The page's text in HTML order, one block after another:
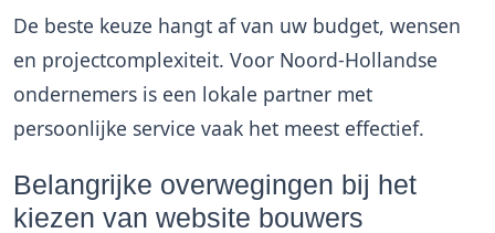
De beste keuze hangt af van uw budget, wensen
en projectcomplexiteit. Voor Noord-Hollandse
ondernemers is een lokale partner met
persoonlijke service vaak het meest effectief.
Belangrijke overwegingen bij het
kiezen van website bouwers